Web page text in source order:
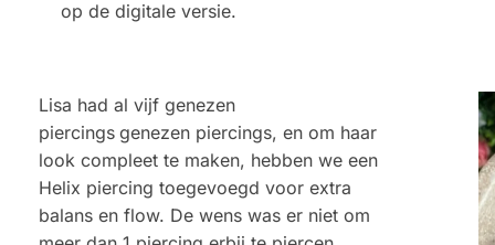
op de digitale versie.
Lisa had al vijf genezen
piercings genezen piercings, en om haar
look compleet te maken, hebben we een
Helix piercing toegevoegd voor extra
balans en flow. De wens was er niet om